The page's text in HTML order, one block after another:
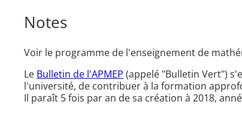
Notes
Voir le programme de l'enseignement de
Le Bulletin de l'APMEP (appelé "Bulletin Vert")
l'université, de contribuer à la formation
Il paraît 5 fois par an de sa création à 2018,